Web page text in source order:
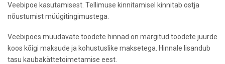
Veebipoe kasutamisest. Tellimuse kinnitamisel kinnitab ostja
nõustumist müügitingimustega.
Veebipoes müüdavate toodete hinnad on märgitud toodete juurde
koos kõigi maksude ja kohustuslike maksetega. Hinnale lisandub
tasu kaubakättetoimetamise eest.